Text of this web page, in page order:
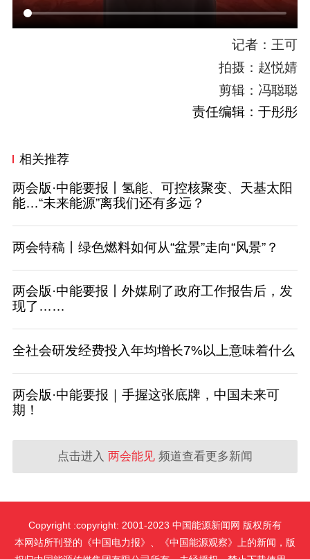
记者：王可
拍摄：赵悦婧
剪辑：冯聪聪
责任编辑：于彤彤
相关推荐
两会版·中能要报丨氢能、可控核聚变、天基太阳
能…“未来能源”离我们还有多远？
两会特稿丨绿色燃料如何从“盆景”走向“风景”？
两会版·中能要报丨外媒刷了政府工作报告后，发
现了……
全社会研发经费投入年均增长7%以上意味着什么
两会版·中能要报｜手握这张底牌，中国未来可
期！
点击进入 两会能见 频道查看更多新闻
Copyright :copyright: 2001-2023 中国能源新闻网 版权所有
本网站所刊登的《中国电力报》、《中国能源观察》上的新闻，版